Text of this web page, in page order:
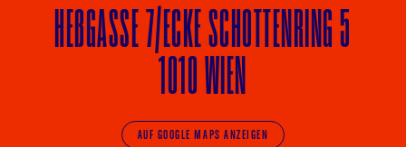
HEßGASSE 7/ECKESCHOTTENRING 5
1010 WIEN
AUF GOOGLE MAPS ANZEIGEN